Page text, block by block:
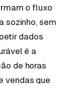
o fluxo
sozinho, sem
dados
é a
de horas
vendas que